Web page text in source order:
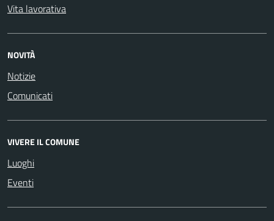
Vita lavorativa
NOVITÀ
Notizie
Comunicati
VIVERE IL COMUNE
Luoghi
Eventi